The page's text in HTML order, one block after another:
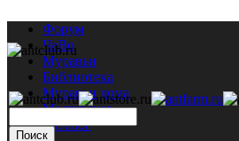
Форум
ЧаВо
Муравьи
Библиотека
Муравьи дома
Мастерская
Каталог